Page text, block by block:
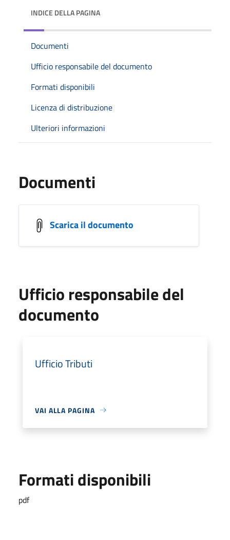
INDICE DELLA PAGINA
Documenti
Ufficio responsabile del documento
Formati disponibili
Licenza di distribuzione
Ulteriori informazioni
Documenti
Scarica il documento
Ufficio responsabile del
documento
Ufficio Tributi
VAI ALLA PAGINA
Formati disponibili
pdf